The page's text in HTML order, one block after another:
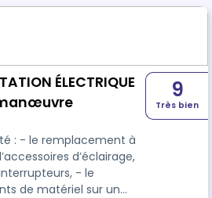
ÉLECTRIQUE
manœuvre
: - le remplacement à
d’éclairage,
- le
de matériel sur un
9
Très bien